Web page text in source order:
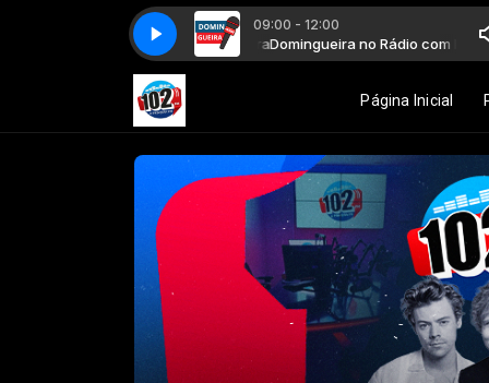
09:00 - 12:00
no Rádio com Dimas OliveiraDomingueira no Rádio com Dimas
Página Inicial